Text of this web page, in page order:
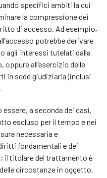
specifici ambiti la cui
la compressione dei
di accesso. Ad esempio,
potrebbe derivare
agli interessi tutelati dalla
all’esercizio delle
in sede giudiziaria (inclusi
a seconda dei casi,
escluso per il tempo e nei
necessaria e
fondamentali e dei
il titolare del trattamento è
circostanze in oggetto.